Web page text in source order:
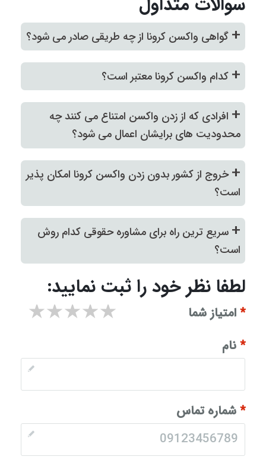
+ گواهی واکسن کرونا از چه طریقی صادر می شود؟
+ کدام واکسن کرونا معتبر است؟
+ افرادی که از زدن واکسن امتناع می کنند چه
محدودیت های برایشان اعمال می شود؟
+خروج از کشور بدون زدن واکسن کرونا امکان پذیر
است؟
+ سریع ترین راه برای مشاوره حقوقی کدام روش
است؟
لطفا نظر خود را ثبت نمایید:
*امتیاز شما ۵ stars ۴ stars ۳ stars ۲ stars
*نام
*شماره تماس